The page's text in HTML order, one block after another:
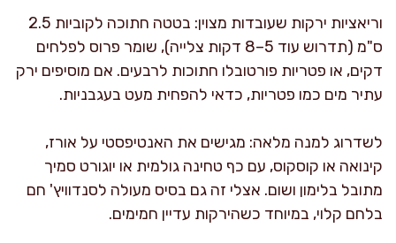
וריאציות ירקות שעובדות מצוין: בטטה חתוכה לקוביות 2.5
ס"מ (תדרוש עוד 5–8 דקות צלייה), שומר פרוס לפלחים
דקים, או פטריות פורטובלו חתוכות לרבעים. אם מוסיפים ירק
עתיר מים כמו פטריות, כדאי להפחית מעט בעגבניות.
לשדרוג למנה מלאה: מגישים את האנטיפסטי על אורז,
קינואה או קוסקוס, עם כף טחינה גולמית או יוגורט סמיך
מתובל בלימון ושום. אצלי זה גם בסיס מעולה לסנדוויץ' חם
בלחם קלוי, במיוחד כשהירקות עדיין חמימים.